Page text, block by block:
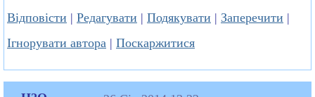
Відповісти | Редагувати | Подякувати | Заперечити |
Ігнорувати автора | Поскаржитися